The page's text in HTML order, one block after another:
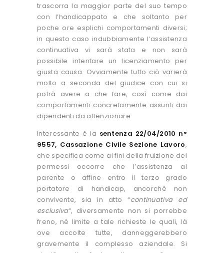
trascorra la maggior parte del suo tempo
con l’handicappato e che soltanto per
poche ore esplichi comportamenti diversi;
in questo caso indubbiamente l’assistenza
continuativa vi sarà stata e non sarà
possibile intentare un licenziamento per
giusta causa. Ovviamente tutto ciò varierà
molto a seconda del giudice con cui si
potrà avere a che fare, così come dai
comportamenti concretamente assunti dai
dipendenti da attenzionare.
Interessante è la sentenza 22/04/2010 n°
9557, Cassazione Civile Sezione Lavoro,
che specifica come ai fini della fruizione dei
permessi occorre che l’assistenza al
parente o affine entro il terzo grado
portatore di handicap, ancorché non
convivente, sia in atto “continuativa ed
esclusiva“, diversamente non si porrebbe
freno, né limite a tale richieste le quali, là
ove accolte tutte, danneggerebbero
gravemente il complesso aziendale. Si